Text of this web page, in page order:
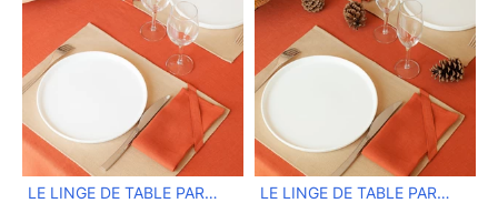
LE LINGE DE TABLE PAR
LE LINGE DE TABLE PAR